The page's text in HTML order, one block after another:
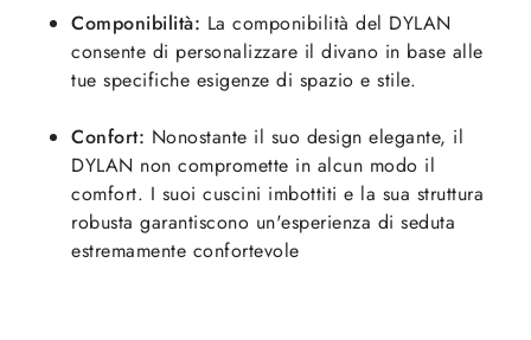
Componibilità: La componibilità del DYLAN
consente di personalizzare il divano in base alle
tue specifiche esigenze di spazio e stile.
Confort: Nonostante il suo design elegante, il
DYLAN non compromette in alcun modo il
comfort. I suoi cuscini imbottiti e la sua struttura
robusta garantiscono un'esperienza di seduta
estremamente confortevole